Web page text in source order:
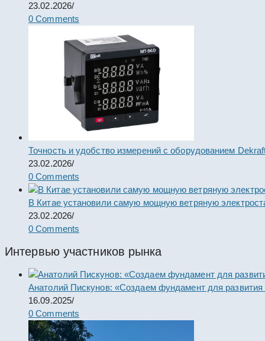
23.02.2026/
0 Comments
Точность и удобство измерений с оборудованием
23.02.2026/
0 Comments
В Китае установили самую мощную ветряную
23.02.2026/
0 Comments
Интервью участников рынка
Анатолий Пискунов: «Создаем фундамент для развития
16.09.2025/
0 Comments